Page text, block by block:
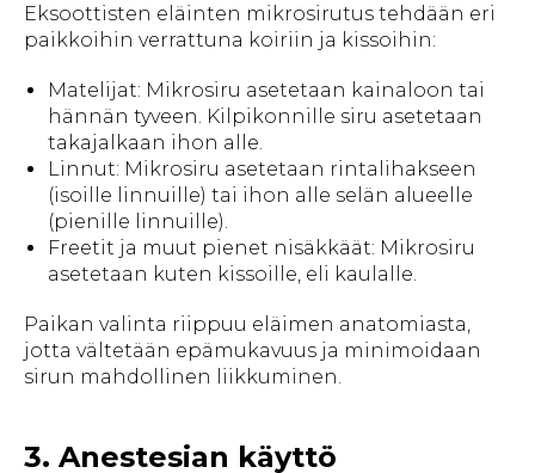
Eksoottisten eläinten mikrosirutus tehdään eri
paikkoihin verrattuna koiriin ja kissoihin:
Matelijat: Mikrosiru asetetaan kainaloon tai
hännän tyveen. Kilpikonnille siru asetetaan
takajalkaan ihon alle.
Linnut: Mikrosiru asetetaan rintalihakseen
(isoille linnuille) tai ihon alle selän alueelle
(pienille linnuille).
Freetit ja muut pienet nisäkkäät: Mikrosiru
asetetaan kuten kissoille, eli kaulalle.
Paikan valinta riippuu eläimen anatomiasta,
jotta vältetään epämukavuus ja minimoidaan
sirun mahdollinen liikkuminen.
3. Anestesian käyttö